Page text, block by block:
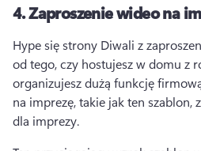
4.Zaproszenie wideo na
Hype się strony Diwali z
od tego, czy hostujesz w domu z
organizujesz dużą funkcję
na imprezę, takie jak ten szablon,
dla imprezy.